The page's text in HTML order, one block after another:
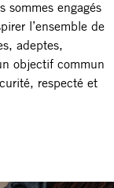
sommes engagés
l’ensemble de
adeptes,
objectif commun
respecté et